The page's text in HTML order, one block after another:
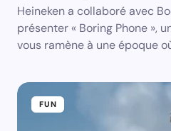
Your Comment *
Heineken a collaboré avec
présenter « Boring Phone »,
vous ramène à une époque
FUN